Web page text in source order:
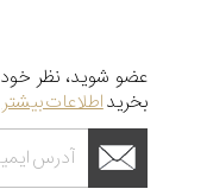
عضو شوید، نظر خود
بخریداطلاعات بیشتر